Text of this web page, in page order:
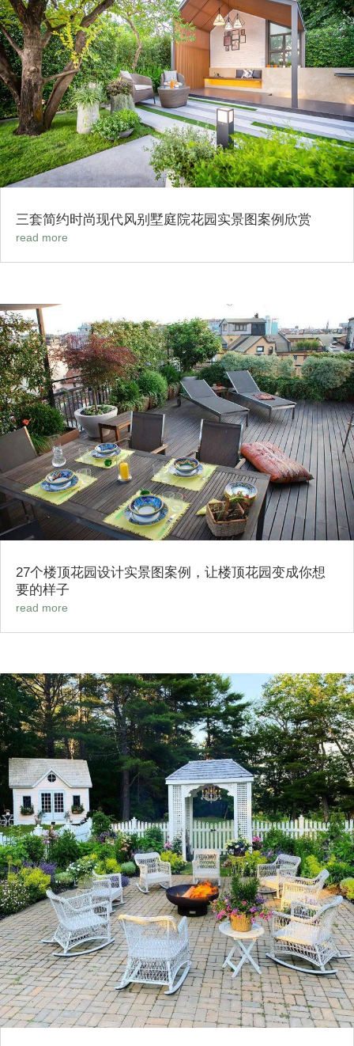
三套简约时尚现代风别墅庭院花园实景图案例欣赏
read more
27个楼顶花园设计实景图案例，让楼顶花园变成你想
要的样子
read more